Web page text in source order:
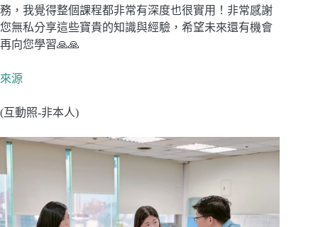
務，我覺得整個課程都非常有深度也很實用！非常感謝
您無私分享這些寶貴的知識與經驗，希望未來還有機會
再向您學習🙏🙏
來源
(互動照-非本人)